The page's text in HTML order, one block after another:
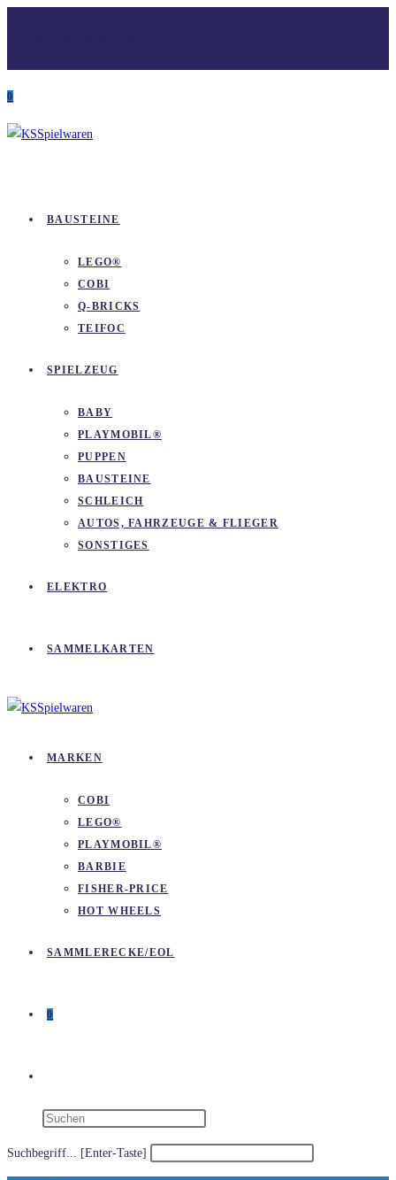
0
BAUSTEINE
LEGO®
COBI
Q-BRICKS
TEIFOC
SPIELZEUG
BABY
PLAYMOBIL®
PUPPEN
BAUSTEINE
SCHLEICH
AUTOS, FAHRZEUGE & FLIEGER
SONSTIGES
ELEKTRO
SAMMELKARTEN
MARKEN
COBI
LEGO®
PLAYMOBIL®
BARBIE
FISHER-PRICE
HOT WHEELS
SAMMLERECKE/EOL
0
Suchbegriff... [Enter-Taste]